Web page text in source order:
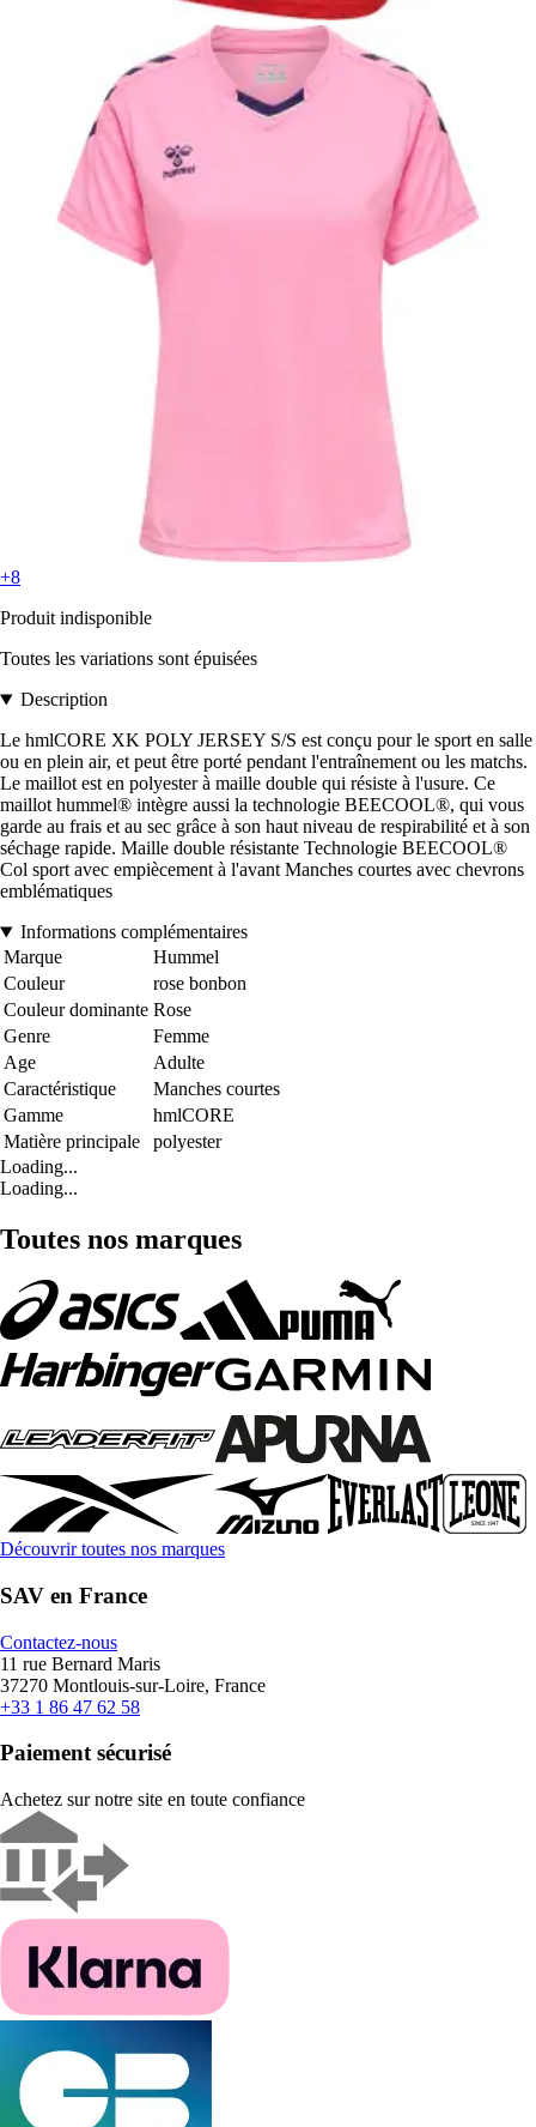
+8
Produit indisponible
Toutes les variations sont épuisées
Description
Le hmlCORE XK POLY JERSEY S/S est conçu pour le sport en salle
ou en plein air, et peut être porté pendant l'entraînement ou les matchs.
Le maillot est en polyester à maille double qui résiste à l'usure. Ce
maillot hummel® intègre aussi la technologie BEECOOL®, qui vous
garde au frais et au sec grâce à son haut niveau de respirabilité et à son
séchage rapide. Maille double résistante Technologie BEECOOL®
Col sport avec empiècement à l'avant Manches courtes avec chevrons
emblématiques
Informations complémentaires
Marque
Hummel
Couleur
rose bonbon
Couleur dominante Rose
Genre
Femme
Age
Adulte
Caractéristique
Manches courtes
Gamme
hmlCORE
Matière principale
polyester
Loading...
Loading...
Toutes nos marques
Découvrir toutes nos marques
SAV en France
Contactez-nous
11 rue Bernard Maris
37270 Montlouis-sur-Loire, France
+33 1 86 47 62 58
Paiement sécurisé
Achetez sur notre site en toute confiance